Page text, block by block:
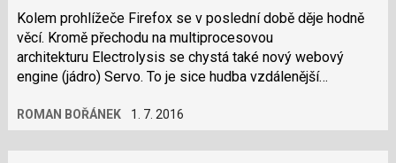
Kolem prohlížeče Firefox se v poslední době děje hodně
věcí. Kromě přechodu na multiprocesovou
architekturu Electrolysis se chystá také nový webový
engine (jádro) Servo. To je sice hudba vzdálenější
ROMAN BOŘÁNEK 1. 7. 2016